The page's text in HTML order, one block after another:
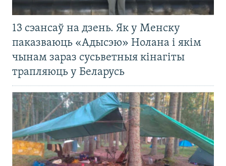
13 сэансаў на дзень. Як у Менску
паказваюць «Адысэю» Нолана і якім
чынам зараз сусьветныя кінагіты
трапляюць у Беларусь